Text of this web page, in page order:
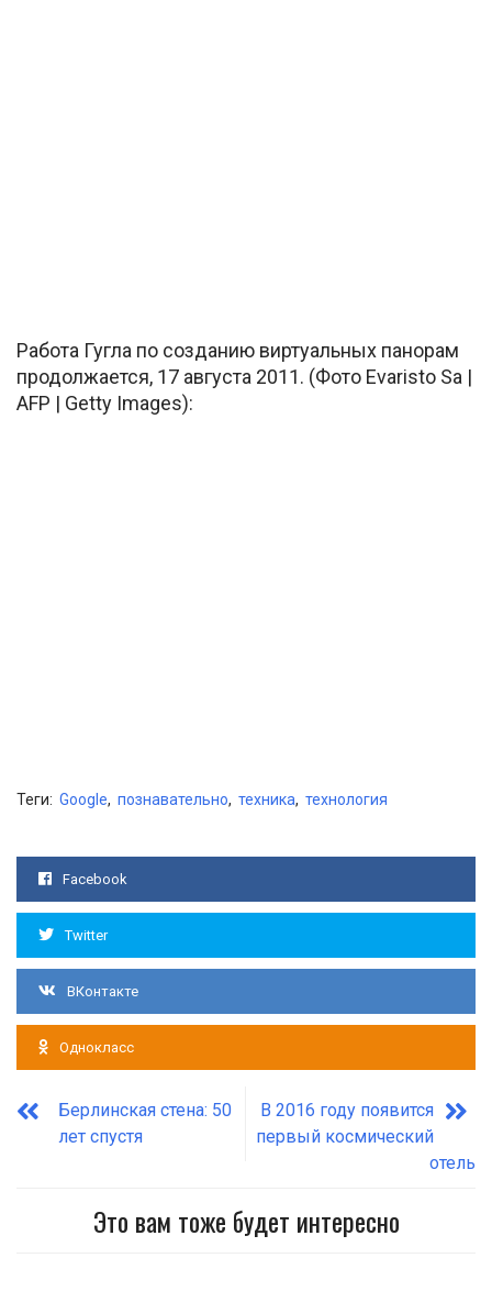
Работа Гугла по созданию виртуальных панорам
продолжается, 17 августа 2011. (Фото Evaristo Sa |
AFP | Getty Images):
Теги: Google, познавательно, техника, технология
Facebook
Twitter
ВКонтакте
Однокласс
Берлинская стена: 50
лет спустя
В 2016 году появится
первый космический
отель
Это вам тоже будет интересно